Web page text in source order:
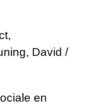
David /
en